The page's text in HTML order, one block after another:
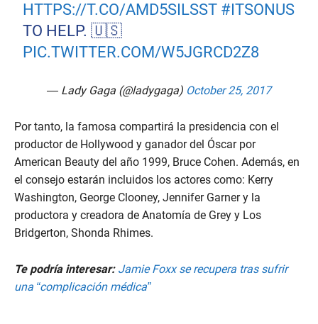
HTTPS://T.CO/AMD5SILSST #ITSONUS
TO HELP. 🇺🇸
PIC.TWITTER.COM/W5JGRCD2Z8
— Lady Gaga (@ladygaga) October 25, 2017
Por tanto, la famosa compartirá la presidencia con el
productor de Hollywood y ganador del Óscar por
American Beauty del año 1999, Bruce Cohen. Además, en
el consejo estarán incluidos los actores como: Kerry
Washington, George Clooney, Jennifer Garner y la
productora y creadora de Anatomía de Grey y Los
Bridgerton, Shonda Rhimes.
Te podría interesar: Jamie Foxx se recupera tras sufrir
una “complicación médica”